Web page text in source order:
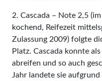
2. Cascada – Note 2,5
kochend, Reifezeit
Zulassung 2009) folgte
Platz. Cascada konnte
abreifen und so auch
Jahr landete sie